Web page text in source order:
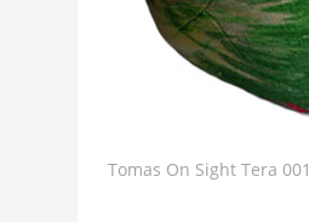
Tomas On Sight Tera 001